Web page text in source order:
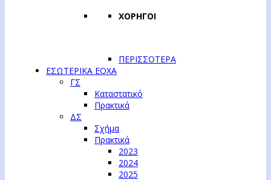
ΧΟΡΗΓΟΙ
ΠΕΡΙΣΣΟΤΕΡΑ
ΕΣΩΤΕΡΙΚΑ ΕΟΧΑ
ΓΣ
Καταστατικό
Πρακτικά
ΔΣ
Σχήμα
Πρακτικά
2023
2024
2025